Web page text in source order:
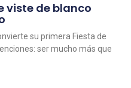
viste de blanco
su primera Fiesta de
ser mucho más que